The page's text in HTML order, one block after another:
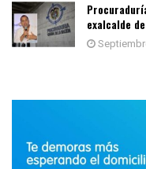
exalcalde